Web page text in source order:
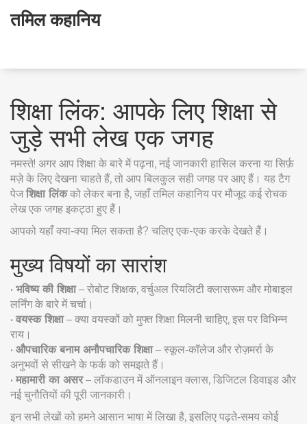
तमिल कहानिय
शिक्षा लिंक: आपके लिए शिक्षा से
जुड़े सभी लेख एक जगह
नमस्ते! अगर आप शिक्षा के बारे में पढ़ना, नई जानकारी हासिल करना या सिर्फ़
मज़े के लिए देखना चाहते हैं, तो आप बिलकुल सही जगह पर आए हैं। यह टैग
पेजशिक्षा लिंकको लेकर बना है, जहाँ तमिल कहानिय पर मौजूद कई रोचक
लेख एक जगह इकट्ठा हुए हैं।
आपको यहाँ क्या‑क्या मिल सकता है? चलिए एक-एक करके देखते हैं।
मुख्य विषयों का सारांश
• भविष्य की शिक्षा– रोबोट शिक्षक, वर्चुअल रियलिटी क्लासरूम और मोबाइल
लर्निंग के बारे में चर्चा।
• वयस्क शिक्षा– क्या वयस्कों को मुफ्त शिक्षा मिलनी चाहिए, इस पर विभिन्न
राय।
• औपचारिक बनाम अनौपचारिक शिक्षा– स्कूल‑कॉलेज और रोज़मर्रा के
अनुभवों से सीखने के फर्क को समझते हैं।
• महामारी का असर– लॉकडाउन में ऑनलाइन क्लास, डिजिटल डिवाइड और
नई चुनौतियों की पूरी जानकारी।
इन सभी लेखों को हमने आसान भाषा में लिखा है, इसलिए पढ़ते‑समय कोई